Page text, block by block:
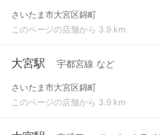
さいたま市大宮区錦町
このページの店舗から 3.9 km
大宮駅 宇都宮線 など
さいたま市大宮区錦町
このページの店舗から 3.9 km